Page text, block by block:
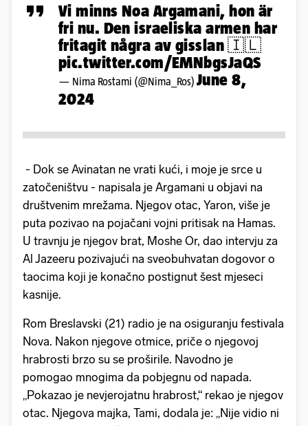
Vi minns Noa Argamani, hon är
fri nu. Den israeliska armen har
fritagit några av gisslan 🇮🇱
pic.twitter.com/EMNbgsJaQS
— Nima Rostami (@Nima_Ros) June 8,
2024
- Dok se Avinatan ne vrati kući, i moje je srce u
zatočeništvu - napisala je Argamani u objavi na
društvenim mrežama. Njegov otac, Yaron, više je
puta pozivao na pojačani vojni pritisak na Hamas.
U travnju je njegov brat, Moshe Or, dao intervju za
Al Jazeeru pozivajući na sveobuhvatan dogovor o
taocima koji je konačno postignut šest mjeseci
kasnije.
Rom Breslavski (21) radio je na osiguranju festivala
Nova. Nakon njegove otmice, priče o njegovoj
hrabrosti brzo su se proširile. Navodno je
pomogao mnogima da pobjegnu od napada.
„Pokazao je nevjerojatnu hrabrost,“ rekao je njegov
otac. Njegova majka, Tami, dodala je: „Nije vidio ni